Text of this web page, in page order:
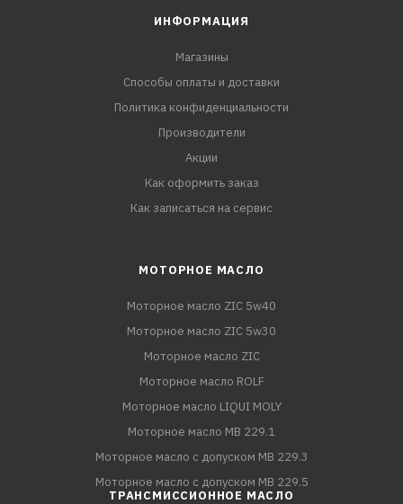
ИНФОРМАЦИЯ
Магазины
Способы оплаты и доставки
Политика конфиденциальности
Производители
Акции
Как оформить заказ
Как записаться на сервис
МОТОРНОЕ МАСЛО
Моторное масло ZIC 5w40
Моторное масло ZIC 5w30
Моторное масло ZIC
Моторное масло ROLF
Моторное масло LIQUI MOLY
Моторное масло MB 229.1
Моторное масло с допуском MB 229.3
Моторное масло с допуском MB 229.5
ТРАНСМИССИОННОЕ МАСЛО